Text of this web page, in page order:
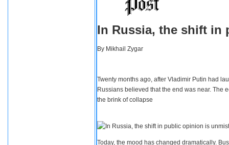
In Russia, the shift in
By Mikhail Zygar
Twenty months ago, after Vladimir Putin had
Russians believed that the end was near. The
the brink of collapse
Today, the mood has changed dramatically.